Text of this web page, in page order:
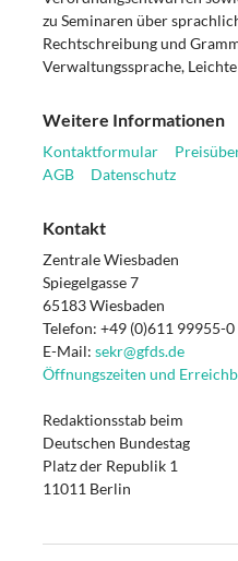
zu Seminaren über
Rechtschreibung und
Verwaltungssprache,
Weitere Informationen
Kontaktformular
AGB
Datenschutz
Kontakt
Zentrale Wiesbaden
Spiegelgasse 7
65183 Wiesbaden
Telefon: +49 (0)611 99955-0
E-Mail: sekr@gfds.de
Öffnungszeiten und
Redaktionsstab beim
Deutschen Bundestag
Platz der Republik 1
11011 Berlin